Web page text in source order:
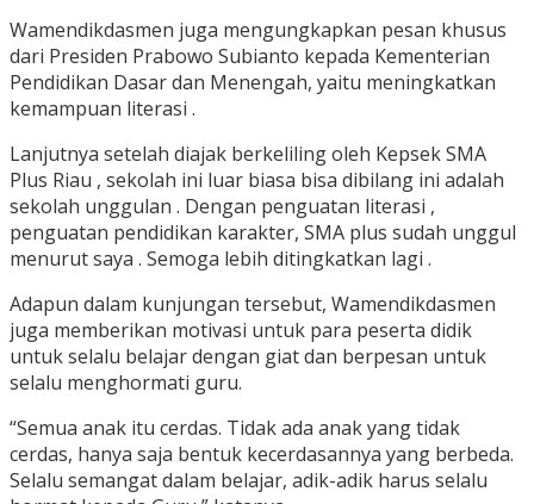
Wamendikdasmen juga mengungkapkan pesan khusus
dari Presiden Prabowo Subianto kepada Kementerian
Pendidikan Dasar dan Menengah, yaitu meningkatkan
kemampuan literasi .
Lanjutnya setelah diajak berkeliling oleh Kepsek SMA
Plus Riau , sekolah ini luar biasa bisa dibilang ini adalah
sekolah unggulan . Dengan penguatan literasi ,
penguatan pendidikan karakter, SMA plus sudah unggul
menurut saya . Semoga lebih ditingkatkan lagi .
Adapun dalam kunjungan tersebut, Wamendikdasmen
juga memberikan motivasi untuk para peserta didik
untuk selalu belajar dengan giat dan berpesan untuk
selalu menghormati guru.
“Semua anak itu cerdas. Tidak ada anak yang tidak
cerdas, hanya saja bentuk kecerdasannya yang berbeda.
Selalu semangat dalam belajar, adik-adik harus selalu